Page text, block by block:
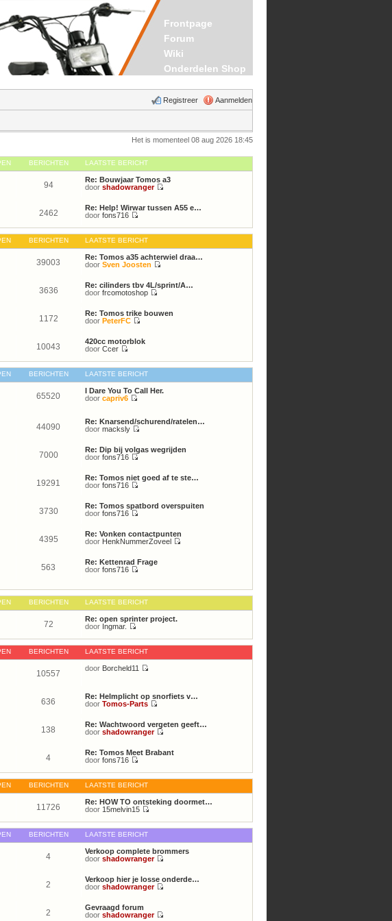
Frontpage
Forum
Wiki
Onderdelen Shop
Aanmelden
Registreer
Het is momenteel 08 aug 2026 18:45
BERICHTEN LAATSTE BERICHT
94
Re: Bouwjaar Tomos a3
door shadowranger
bericht
2462
Re: Help! Wirwar tussen A55 e…
door fons716
laatste
bericht
BERICHTEN LAATSTE BERICHT
39003
Re: Tomos a35 achterwiel draa…
door Sven Joosten
bericht
3636
Re: cilinders tbv 4L/sprint/A…
door frcomotoshop
bericht
1172
Re: Tomos trike bouwen
door PeterFC
bericht
10043
420cc motorblok
door Ccer
laatste
bericht
BERICHTEN LAATSTE BERICHT
65520
I Dare You To Call Her.
door capriv6
bericht
44090
Re: Knarsend/schurend/ratelen…
door macksly
bericht
7000
Re: Dip bij volgas wegrijden
door fons716
bericht
19291
Re: Tomos niet goed af te ste…
door fons716
bericht
3730
Re: Tomos spatbord overspuiten
door fons716
bericht
4395
Re: Vonken contactpunten
door HenkNummerZoveel
563
Re: Kettenrad Frage
door fons716
bericht
BERICHTEN LAATSTE BERICHT
72
Re: open sprinter project.
door Ingmar.
laatste
bericht
BERICHTEN LAATSTE BERICHT
10557
door Borcheld11
636
Re: Helmplicht op snorfiets v…
door Tomos-Parts
bericht
138
Re: Wachtwoord vergeten geeft…
door shadowranger
bericht
4
Re: Tomos Meet Brabant
door fons716
laatste
bericht
BERICHTEN LAATSTE BERICHT
11726
Re: HOW TO ontsteking doormet…
door 15melvin15
laatste
bericht
BERICHTEN LAATSTE BERICHT
4
Verkoop complete brommers
door shadowranger
bericht
2
Verkoop hier je losse onderde…
door shadowranger
2
Gevraagd forum
door shadowranger